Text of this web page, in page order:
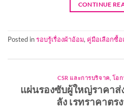
CONTINUE
Posted inรอบรู้เรื่องผ้าอ้อม, คู่มือเลือกซื้อ
CSR และการบริจาค โอก
แผ่นรองซับผู้ใหญ่ราคาส่
ลัง เรทราคาตร